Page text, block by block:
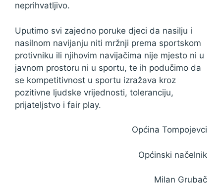
neprihvatljivo.
Uputimo svi zajedno poruke djeci da nasilju i
nasilnom navijanju niti mržnji prema sportskom
protivniku ili njihovim navijačima nije mjesto ni u
javnom prostoru ni u sportu, te ih podučimo da
se kompetitivnost u sportu izražava kroz
pozitivne ljudske vrijednosti, toleranciju,
prijateljstvo i fair play.
Općina Tompojevci
Općinski načelnik
Milan Grubač